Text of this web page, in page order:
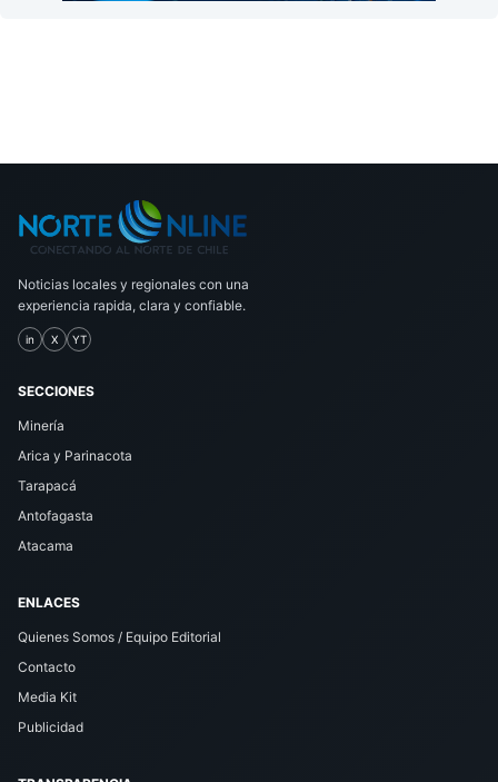
Noticias locales y regionales con una
experiencia rapida, clara y confiable.
in X YT
SECCIONES
Minería
Arica y Parinacota
Tarapacá
Antofagasta
Atacama
ENLACES
Quienes Somos / Equipo Editorial
Contacto
Media Kit
Publicidad